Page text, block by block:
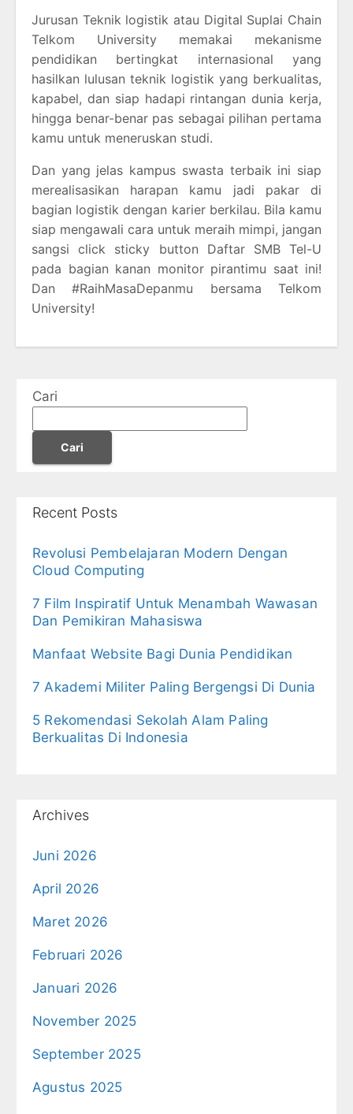
Jurusan Teknik logistik atau Digital Suplai Chain
Telkom University memakai mekanisme
pendidikan bertingkat internasional yang
hasilkan lulusan teknik logistik yang berkualitas,
kapabel, dan siap hadapi rintangan dunia kerja,
hingga benar-benar pas sebagai pilihan pertama
kamu untuk meneruskan studi.
Dan yang jelas kampus swasta terbaik ini siap
merealisasikan harapan kamu jadi pakar di
bagian logistik dengan karier berkilau. Bila kamu
siap mengawali cara untuk meraih mimpi, jangan
sangsi click sticky button Daftar SMB Tel-U
pada bagian kanan monitor pirantimu saat ini!
Dan #RaihMasaDepanmu bersama Telkom
University!
Cari
Cari
Recent Posts
Revolusi Pembelajaran Modern Dengan
Cloud Computing
7 Film Inspiratif Untuk Menambah Wawasan
Dan Pemikiran Mahasiswa
Manfaat Website Bagi Dunia Pendidikan
7 Akademi Militer Paling Bergengsi Di Dunia
5 Rekomendasi Sekolah Alam Paling
Berkualitas Di Indonesia
Archives
Juni 2026
April 2026
Maret 2026
Februari 2026
Januari 2026
November 2025
September 2025
Agustus 2025